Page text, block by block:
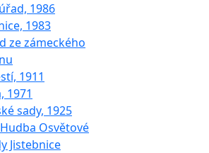
1986
1983
ze zámeckého
1911
1971
sady, 1925
Osvětové
Jistebnice